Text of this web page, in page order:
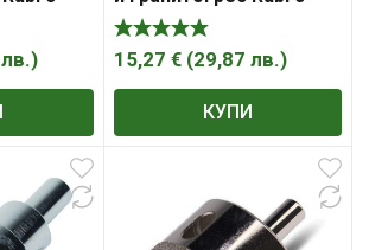
с
лв.)
диамантена посипка с
цилиндрична опашка
20х70 мм, Easygres
15,27 € (29,87 лв.)
КУПИ